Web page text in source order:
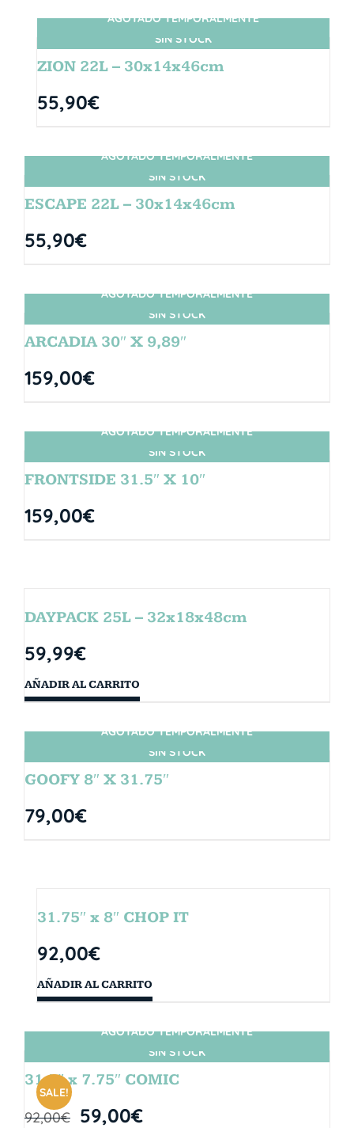
SIN STOCK
AGOTADO TEMPORALMENTE
ZION 22L – 30x14x46cm
55,90€
SIN STOCK
AGOTADO TEMPORALMENTE
ESCAPE 22L – 30x14x46cm
55,90€
SIN STOCK
AGOTADO TEMPORALMENTE
ARCADIA 30″ X 9,89″
159,00€
SIN STOCK
AGOTADO TEMPORALMENTE
FRONTSIDE 31.5″ X 10″
159,00€
DAYPACK 25L – 32x18x48cm
59,99€
AÑADIR AL CARRITO
SIN STOCK
AGOTADO TEMPORALMENTE
GOOFY 8″ X 31.75″
79,00€
31.75″ x 8″ CHOP IT
92,00€
AÑADIR AL CARRITO
SIN STOCK
SALE!
AGOTADO TEMPORALMENTE
31.5″ x 7.75″ COMIC
92,00€ 59,00€